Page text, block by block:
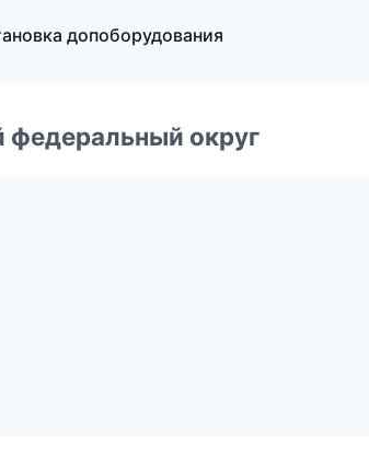
допоборудования
федеральный округ